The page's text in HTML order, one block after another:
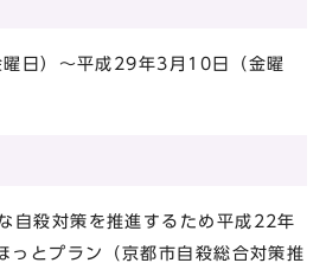
日）～平成29年3月10日（金曜
自殺対策を推進するため平成22年
っとプラン（京都市自殺総合対策推